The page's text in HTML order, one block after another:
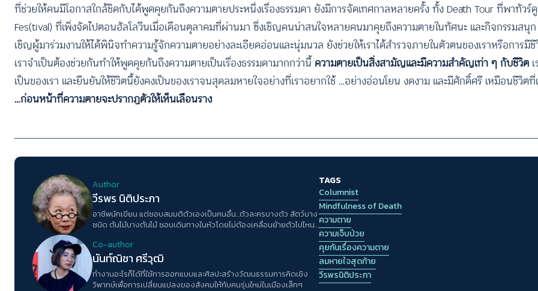
ที่ช่วยให้คนมีโอกาสใกล้ชิดกับได้พูดคุยกันถึงความตายประหนึ่งเรื่องธรรมดา ยังมีการจัดเทศกาลหลายครั้ง ทั้ง Death Tour ที่พาทัวร์
Fes(tival) ที่เพิ่งจัดไปตอนฮัลโลวีนเมื่อเดือนตุลาคมที่ผ่านมา ซึ่งเชิญคนน่าสนใจหลายคนมาคุยถึงความตายในทัศนะ และกิจกรรมสนุก
เชิญผู้มาร่วมงานให้ได้พินิจทำความรู้จักความตายอย่างละเอียดอ่อนและนุ่มนวล ยังช่วยให้เราได้สำรวจภายในตัวตนของเราหรือการมี
เราจำเป็นต้องช่วยกันทำให้พูดคุยกันถึงความตายเป็นเรื่องธรรมดามากกว่านี้ ความตายเป็นสิ่งสามัญและมีความสำคัญเท่า ๆ กับชีวิต
เป็นของเรา และยืนยันให้ชีวิตนี้ยังคงเป็นของเราจนสุดลมหายใจอย่างที่เราอยากใช้ …อย่างอ่อนโยน งดงาม และมีศักดิ์ศรี เหมือนชีวิตที่
…ก่อนหน้าที่ความตายจะปรากฏตัวให้เห็นเลือนราง
Author
วีรพร นิติประภา
อาชีพนักเขียน แต่ชอบสมมติตัวเองเป็นคนอื่น...ตัวละครบางตัว สัตว์บาง
ชนิด ต้นไม้บางต้นไม้ ชอบเดินทางในหัวโดยไม่ต้องเคลื่อนย้ายตัวไปไหน
อธิบายตัวเอง
Co-author
นันท์ณิชา ศรีวุฒิ
ทำงานอะไรก็ได้ที่ใช้การออกแบบและศิลปะสร้างวัฒนธรรมการคิดเชิง
วิพากษ์เพื่อการเปลี่ยนแปลงของสังคมให้กับคนรุ่นใหม่ในเมืองเล็กๆ
TAGS
Columnist
Mindfulness of Death
ความตาย
ความเจ็บป่วย
คุยกันเรื่องความตาย
ลมหายใจสุดท้าย
วีรพรนิติประภา